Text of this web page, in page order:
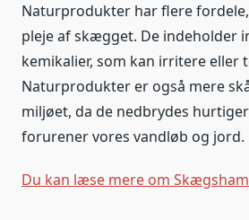
Naturprodukter har flere
pleje af skægget. De indeholder
kemikalier, som kan irritere eller
Naturprodukter er også mere
miljøet, da de nedbrydes
forurener vores vandløb og jord.
Du kan læse mere om